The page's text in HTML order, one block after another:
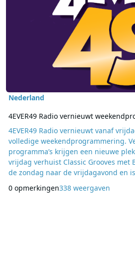
Nederland
4EVER49 Radio vernieuwt
4EVER49 Radio vernieuwt vanaf
volledige weekendprogrammering.
programma’s krijgen een nieuwe
vrijdag verhuist Classic Grooves met
de zondag naar de vrijdagavond en
Klaas van het Hof een uur langer en
0 opmerkingen338 weergaven